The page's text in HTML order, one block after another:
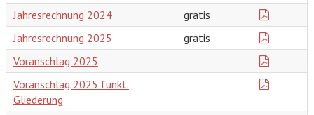
Jahresrechnung 2024
gratis
Jahresrechnung 2025
gratis
Voranschlag 2025
Voranschlag 2025 funkt.
Gliederung